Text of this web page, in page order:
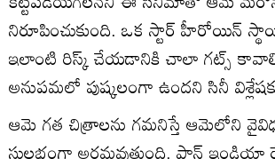
నిరూపించుకుంది. ఒక స్టార్ హీరోయిన్
ఇలాంటి రిస్క్ చేయడానికి చాలా గట్స్
అనుపమలో పుష్కలంగా ఉందని సినీ
ఆమె గత చిత్రాలను గమనిస్తే ఆమెలోని
సులభంగా అర్థమవుతుంది. పాన్